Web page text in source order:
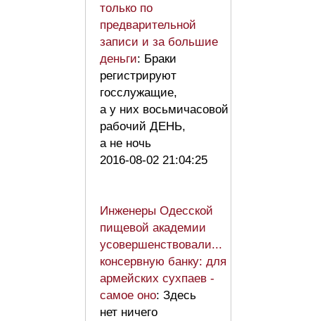
только по
предварительной
записи и за большие
деньги: Браки
регистрируют
госслужащие,
а у них восьмичасовой
рабочий ДЕНЬ,
а не ночь
2016-08-02 21:04:25
Инженеры Одесской
пищевой академии
усовершенствовали...
консервную банку: для
армейских сухпаев -
самое оно: Здесь
нет ничего